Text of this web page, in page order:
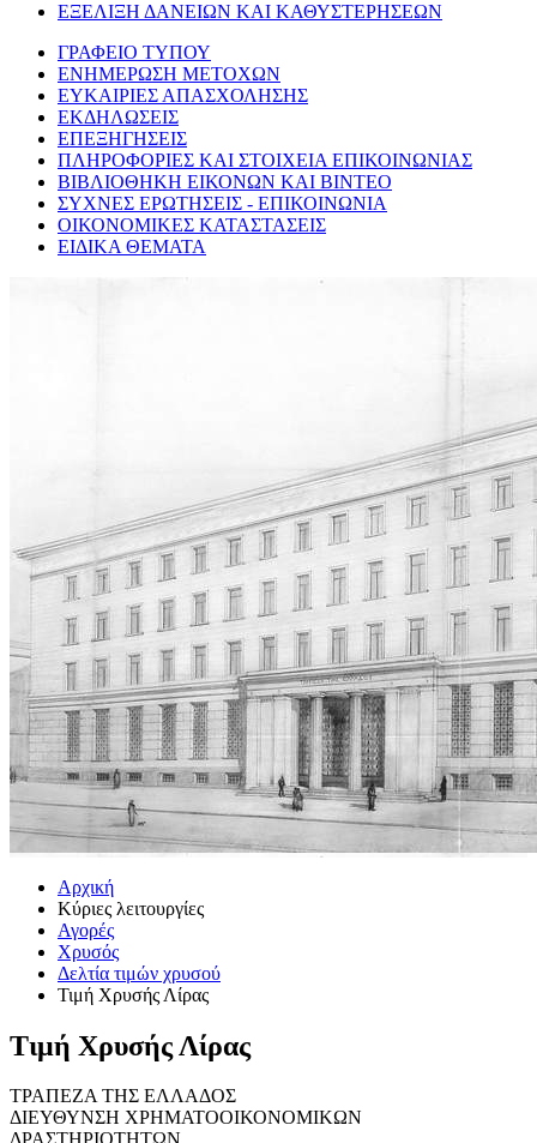
ΕΞΕΛΙΞΗ ΔΑΝΕΙΩΝ ΚΑΙ ΚΑΘΥΣΤΕΡΗΣΕΩΝ
ΓΡΑΦΕΙΟ ΤΥΠΟΥ
ΕΝΗΜΕΡΩΣΗ ΜΕΤΟΧΩΝ
ΕΥΚΑΙΡΙΕΣ ΑΠΑΣΧΟΛΗΣΗΣ
ΕΚΔΗΛΩΣΕΙΣ
ΕΠΕΞΗΓΗΣΕΙΣ
ΠΛΗΡΟΦΟΡΙΕΣ ΚΑΙ ΣΤΟΙΧΕΙΑ ΕΠΙΚΟΙΝΩΝΙΑΣ
ΒΙΒΛΙΟΘΗΚΗ ΕΙΚΟΝΩΝ ΚΑΙ ΒΙΝΤΕΟ
ΣΥΧΝΕΣ ΕΡΩΤΗΣΕΙΣ - ΕΠΙΚΟΙΝΩΝΙΑ
ΟΙΚΟΝΟΜΙΚΕΣ ΚΑΤΑΣΤΑΣΕΙΣ
ΕΙΔΙΚΑ ΘΕΜΑΤΑ
Αρχική
Κύριες λειτουργίες
Αγορές
Χρυσός
Δελτία τιμών χρυσού
Τιμή Χρυσής Λίρας
Τιμή Χρυσής Λίρας
ΤΡΑΠΕΖΑ ΤΗΣ ΕΛΛΑΔΟΣ
ΔΙΕΥΘΥΝΣΗ ΧΡΗΜΑΤΟΟΙΚΟΝΟΜΙΚΩΝ